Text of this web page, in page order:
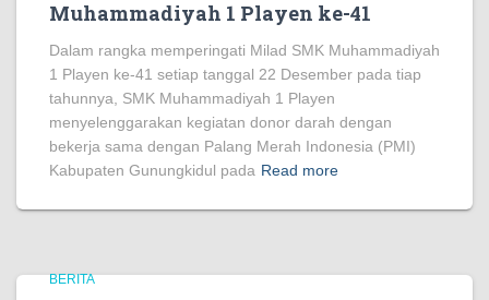
Muhammadiyah 1 Playen ke-41
Dalam rangka memperingati Milad SMK Muhammadiyah
1 Playen ke-41 setiap tanggal 22 Desember pada tiap
tahunnya, SMK Muhammadiyah 1 Playen
menyelenggarakan kegiatan donor darah dengan
bekerja sama dengan Palang Merah Indonesia (PMI)
Kabupaten Gunungkidul pada Read more
BERITA